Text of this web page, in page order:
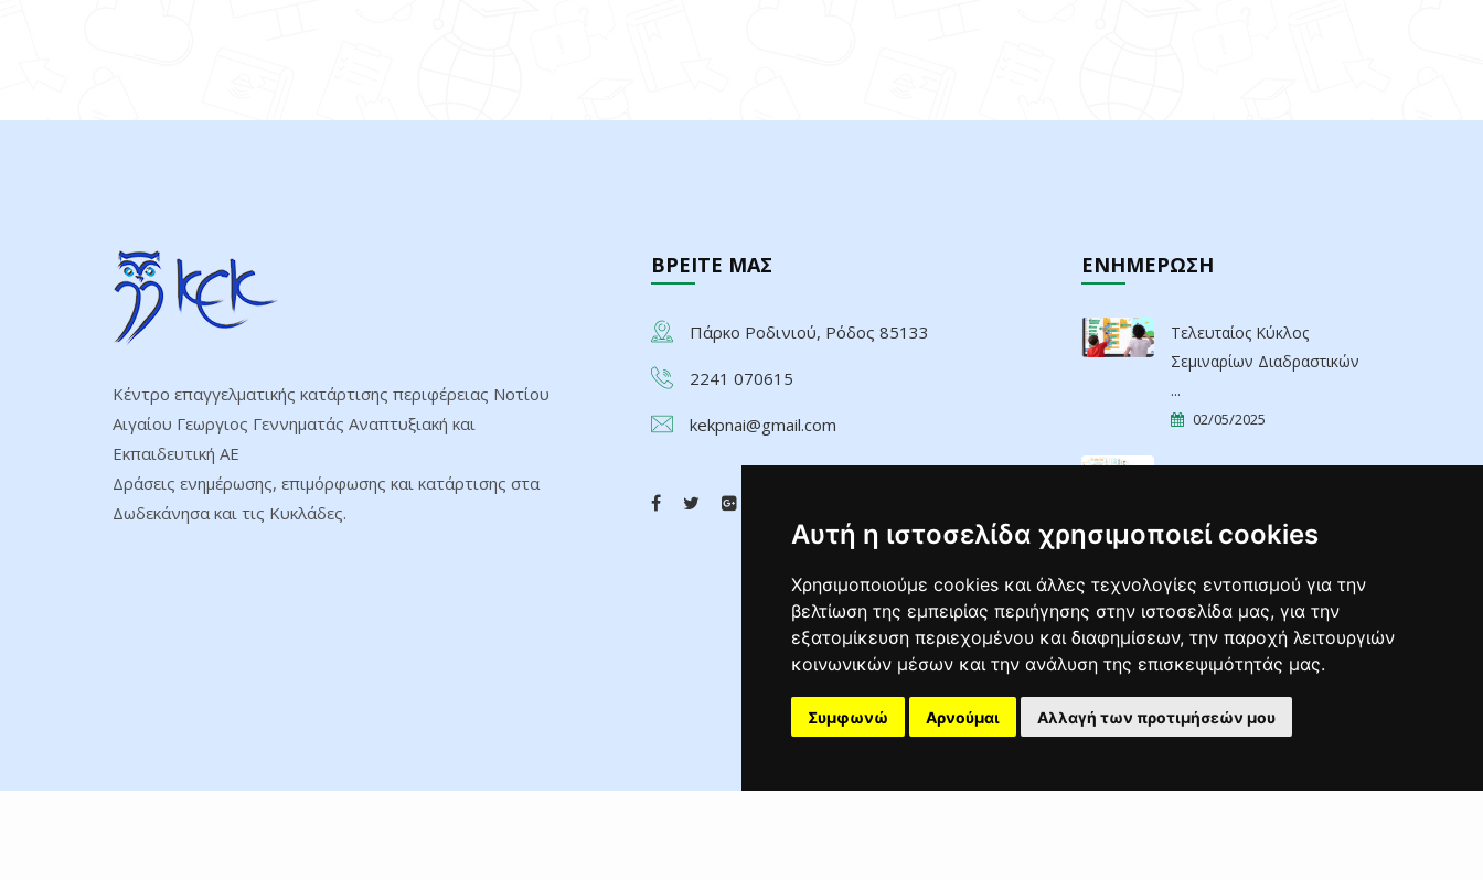
Αυτή η ιστοσελίδα χρησιμοποιεί cookies
Χρησιμοποιούμε cookies και άλλες τεχνολογίες εντοπισμού για την
βελτίωση της εμπειρίας περιήγησης στην ιστοσελίδα μας, για την
εξατομίκευση περιεχομένου και διαφημίσεων, την παροχή λειτουργιών
κοινωνικών μέσων και την ανάλυση της επισκεψιμότητάς μας.
Συμφωνώ Αρνούμαι Αλλαγή των προτιμήσεών μου
Κέντρο επαγγελματικής κατάρτισης περιφέρειας Νοτίου
Αιγαίου Γεωργιος Γεννηματάς Αναπτυξιακή και
Εκπαιδευτική ΑΕ
Δράσεις ενημέρωσης, επιμόρφωσης και κατάρτισης στα
Δωδεκάνησα και τις Κυκλάδες.
ΒΡΕΙΤΕ ΜΑΣ
Πάρκο Ροδινιού, Ρόδος 85133
2241 070615
kekpnai@gmail.com
ΕΝΗΜΕΡΩΣΗ
Τελευταίος Κύκλος
Σεμιναρίων Διαδραστικών
...
02/05/2025
ΣΕΜΙΝΑΡΙΑ
ΕΡΓΟΔΟΤΩΝ ΣΕ ...
ΣΕΜΙΝΑΡΙΑ Υγιεινής Και
Ασφάλειας ...
02/04/2025